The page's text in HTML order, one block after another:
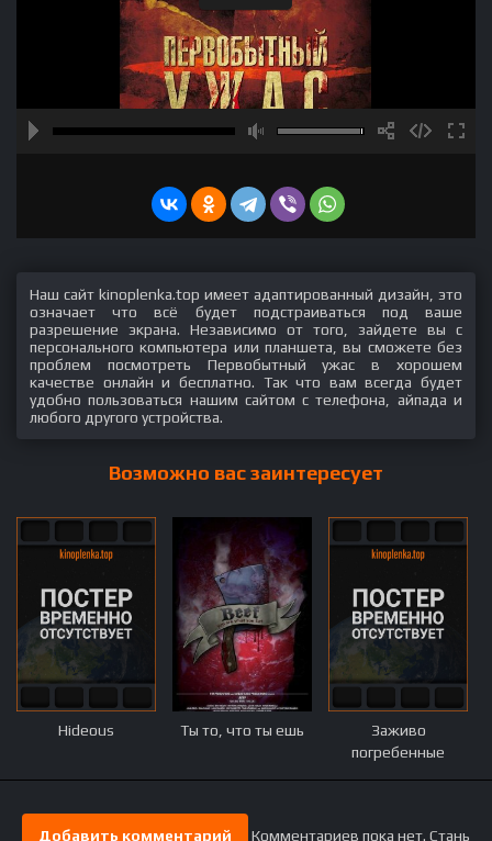
Наш сайт kinoplenka.top имеет адаптированный дизайн, это
означает что всё будет подстраиваться под ваше
разрешение экрана. Независимо от того, зайдете вы с
персонального компьютера или планшета, вы сможете без
проблем посмотреть Первобытный ужас в хорошем
качестве онлайн и бесплатно. Так что вам всегда будет
удобно пользоваться нашим сайтом с телефона, айпада и
любого другого устройства.
Возможно вас заинтересует
Hideous Ты то, что ты ешь
Заживо
погребенные
Добавить комментарий Комментариев пока нет. Стань